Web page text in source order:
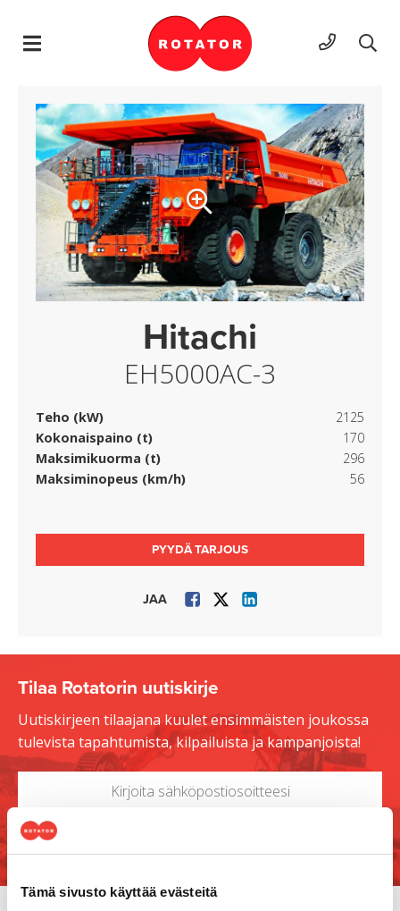
Tämä sivusto käyttää evästeitä
Hitachi
EH5000AC-3
Teho (kW)
2125
Kokonaispaino (t)
170
Maksimikuorma (t)
296
Maksiminopeus (km/h)
56
PYYDÄ TARJOUS
JAA
Tilaa Rotatorin uutiskirje
Uutiskirjeen tilaajana kuulet ensimmäisten joukossa
tulevista tapahtumista, kilpailuista ja kampanjoista!